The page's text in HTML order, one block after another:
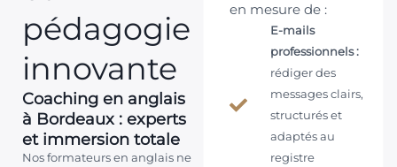
pédagogie
innovante
Coaching en anglais
à Bordeaux : experts
et immersion totale
Nos formateurs en anglais ne
en mesure de :
E-mails
professionnels :
rédiger des
messages clairs,
structurés et
adaptés au
registre